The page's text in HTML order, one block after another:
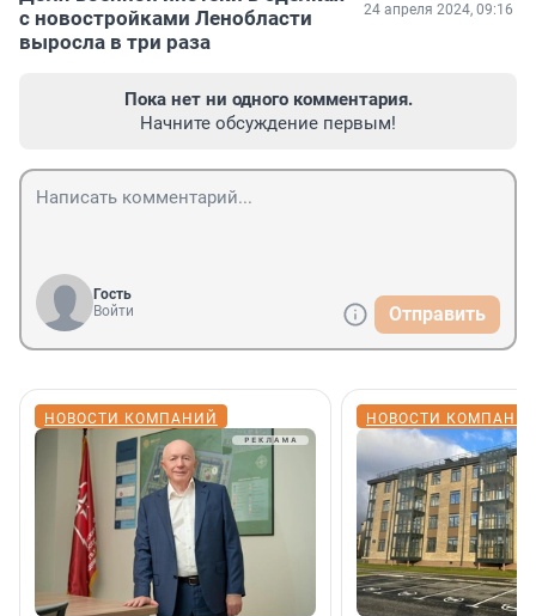
с новостройками Ленобласти
выросла в три раза
24 апреля 2024, 09:16
Пока нет ни одного комментария.
Начните обсуждение первым!
Гость
Войти
Отправить
НОВОСТИ КОМПАНИЙ НОВОСТИ